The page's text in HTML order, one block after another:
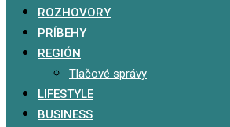
ROZHOVORY
PRÍBEHY
REGIÓN
Tlačové správy
LIFESTYLE
BUSINESS